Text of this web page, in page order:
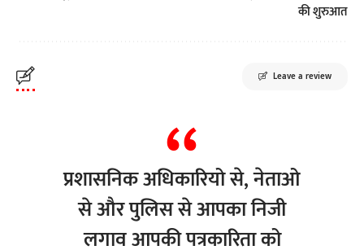
की शुरुआत
Leave a review
प्रशासनिक अधिकारियो से, नेताओ
से और पुलिस से आपका निजी
लगाव आपकी पत्रकारिता को